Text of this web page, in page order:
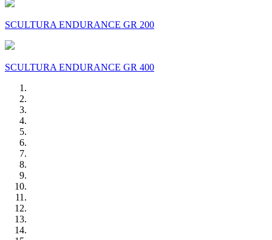
SCULTURA ENDURANCE GR 200
SCULTURA ENDURANCE GR 400